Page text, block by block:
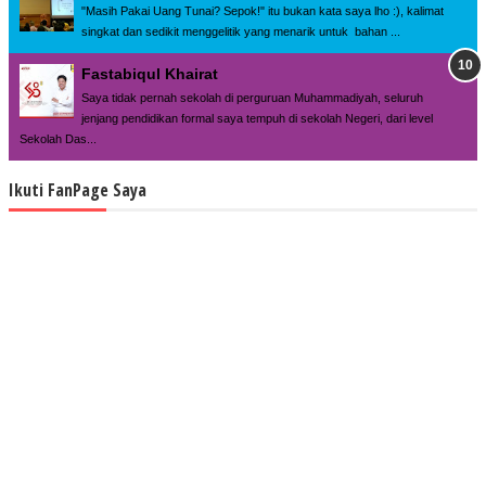
"Masih Pakai Uang Tunai? Sepok!" itu bukan kata saya lho :), kalimat
singkat dan sedikit menggelitik yang menarik untuk bahan ...
Fastabiqul Khairat
Saya tidak pernah sekolah di perguruan Muhammadiyah, seluruh
jenjang pendidikan formal saya tempuh di sekolah Negeri, dari level
Sekolah Das...
Ikuti FanPage Saya